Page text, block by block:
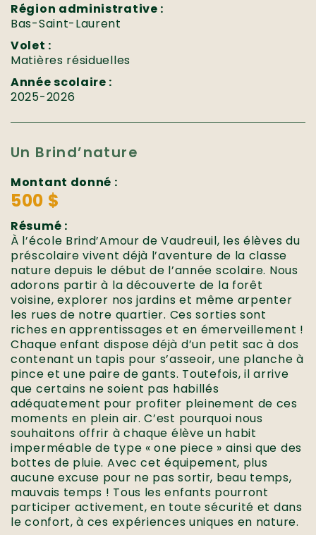
Région administrative :
Bas-Saint-Laurent
Volet :
Matières résiduelles
Année scolaire :
2025-2026
Un Brind’nature
Montant donné :
500 $
Résumé :
À l’école Brind’Amour de Vaudreuil, les élèves du
préscolaire vivent déjà l’aventure de la classe
nature depuis le début de l’année scolaire. Nous
adorons partir à la découverte de la forêt
voisine, explorer nos jardins et même arpenter
les rues de notre quartier. Ces sorties sont
riches en apprentissages et en émerveillement !
Chaque enfant dispose déjà d’un petit sac à dos
contenant un tapis pour s’asseoir, une planche à
pince et une paire de gants. Toutefois, il arrive
que certains ne soient pas habillés
adéquatement pour profiter pleinement de ces
moments en plein air. C’est pourquoi nous
souhaitons offrir à chaque élève un habit
imperméable de type « one piece » ainsi que des
bottes de pluie. Avec cet équipement, plus
aucune excuse pour ne pas sortir, beau temps,
mauvais temps ! Tous les enfants pourront
participer activement, en toute sécurité et dans
le confort, à ces expériences uniques en nature.